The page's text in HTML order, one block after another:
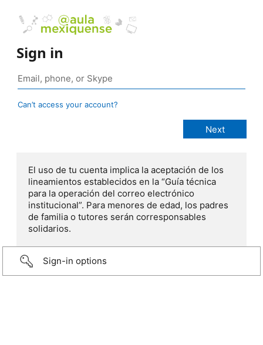
Sign in
Can’t access your account?
El uso de tu cuenta implica la aceptación de los
lineamientos establecidos en la “Guía técnica
para la operación del correo electrónico
institucional”. Para menores de edad, los padres
de familia o tutores serán corresponsables
solidarios.
Sign-in options